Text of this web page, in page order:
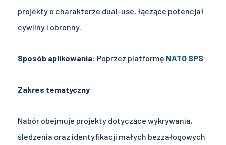
projekty o charakterze dual-use, łączące potencjał
cywilny i obronny.
Sposób aplikowania: Poprzez platformę NATO SPS
Zakres tematyczny
Nabór obejmuje projekty dotyczące wykrywania,
śledzenia oraz identyfikacji małych bezzałogowych